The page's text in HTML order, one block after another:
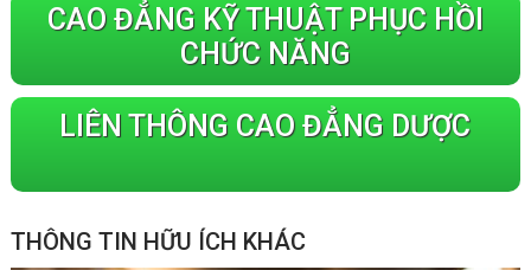
CAO ĐẲNG KỸ THUẬT PHỤC HỒI
CHỨC NĂNG
LIÊN THÔNG CAO ĐẲNG DƯỢC
THÔNG TIN HỮU ÍCH KHÁC